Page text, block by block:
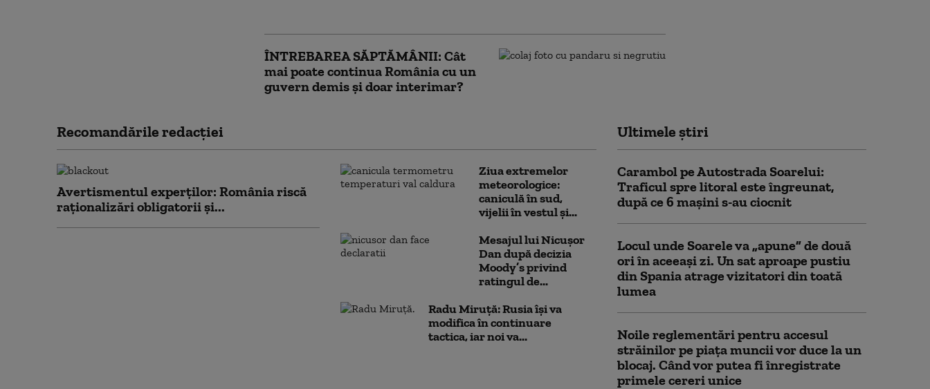
ÎNTREBAREA SĂPTĂMÂNII: Cât
mai poate continua România cu un
guvern demis și doar interimar?
Recomandările redacţiei
Avertismentul experților: România riscă
raționalizări obligatorii și...
Ziua extremelor
meteorologice:
caniculă în sud,
vijelii în vestul și...
Mesajul lui Nicușor
Dan după decizia
Moody’s privind
ratingul de...
Radu Miruță: Rusia își va
modifica în continuare
tactica, iar noi va...
Ultimele știri
Carambol pe Autostrada Soarelui:
Traficul spre litoral este îngreunat,
după ce 6 mașini s-au ciocnit
Locul unde Soarele va „apune” de două
ori în aceeași zi. Un sat aproape pustiu
din Spania atrage vizitatori din toată
lumea
Noile reglementări pentru accesul
străinilor pe piaţa muncii vor duce la un
blocaj. Când vor putea fi înregistrate
primele cereri unice